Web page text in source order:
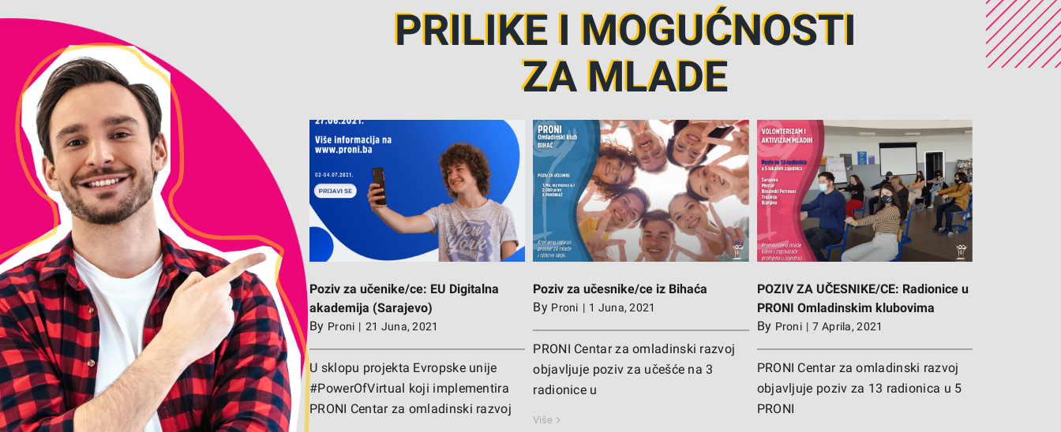
PRILIKE I MOGUĆNOSTI
ZA MLADE
Poziv za učenike/ce: EU Digitalna
akademija (Sarajevo)
Poziv za učenike/ce: EU Digitalna
akademija (Sarajevo)
By Proni | 21 Juna, 2021
U sklopu projekta Evropske unije
#PowerOfVirtual koji implementira
PRONI Centar za omladinski razvoj
Poziv za učesnike/ce iz Bihaća
Poziv za učesnike/ce iz Bihaća
By Proni | 1 Juna, 2021
PRONI Centar za omladinski razvoj
objavljuje poziv za učešće na 3
radionice u
Više
POZIV ZA UČESNIKE/CE: Radionice u
PRONI Omladinskim klubovima
POZIV ZA UČESNIKE/CE: Radionice u
PRONI Omladinskim klubovima
By Proni | 7 Aprila, 2021
PRONI Centar za omladinski razvoj
objavljuje poziv za 13 radionica u 5
PRONI